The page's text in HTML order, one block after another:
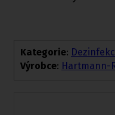
Kategorie:
Výrobce: Hartmann-